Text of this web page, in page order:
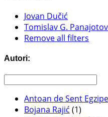
Jovan Dučić
Tomislav G.
Remove all filters
Autori:
Antoan de Sent
Bojana Rajić (1)